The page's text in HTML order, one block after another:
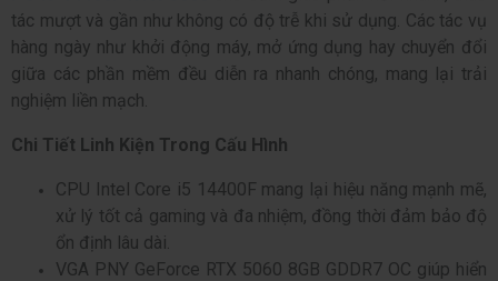
tác mượt và gần như không có độ trễ khi sử dụng. Các tác vụ
hàng ngày như khởi động máy, mở ứng dụng hay chuyển đổi
giữa các phần mềm đều diễn ra nhanh chóng, mang lại trải
nghiệm liền mạch.
Chi Tiết Linh Kiện Trong Cấu Hình
CPU Intel Core i5 14400F mang lại hiệu năng mạnh mẽ,
xử lý tốt cả gaming và đa nhiệm, đồng thời đảm bảo độ
ổn định lâu dài.
VGA PNY GeForce RTX 5060 8GB GDDR7 OC giúp hiển